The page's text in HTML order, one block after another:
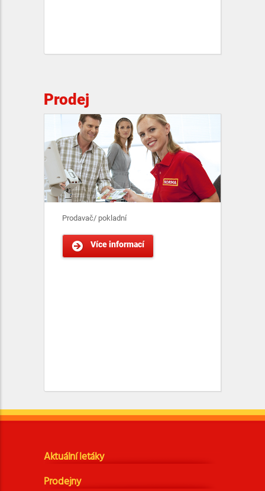
Prodej
Prodavač/ pokladní
Více informací
Aktuální letáky
Prodejny